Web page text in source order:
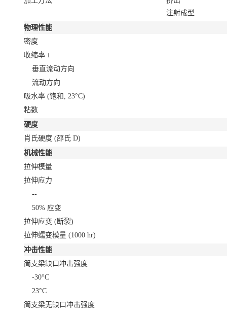
注射成型
物理性能
密度
收缩率 1
垂直流动方向
流动方向
吸水率 (饱和, 23°C)
粘数
硬度
肖氏硬度 (邵氏 D)
机械性能
拉伸模量
拉伸应力
--
50% 应变
拉伸应变 (断裂)
拉伸蠕变模量 (1000 hr)
冲击性能
简支梁缺口冲击强度
-30°C
23°C
简支梁无缺口冲击强度